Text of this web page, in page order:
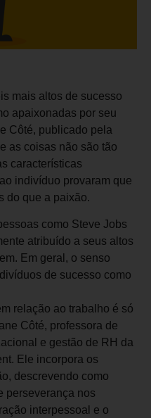
mais altos de sucesso
apaixonadas por seu
Côté, publicado pela
as coisas não são tão
características
indivíduo provaram que
do que a paixão.
como Steve Jobs
atribuído a seus altos
Em geral, o senso
de sucesso como
relação ao trabalho é só
Côté, professora de
e gestão de RH da
Ele incorpora os
descrevendo como
perseverança nos
interpessoal e o